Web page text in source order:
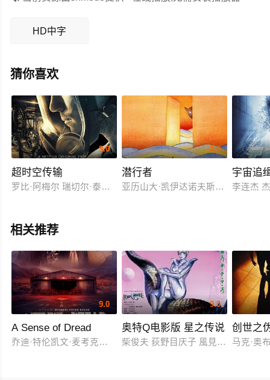
HD中字
猜你喜欢
9.0
超时空传输
罗比·阿梅尔 瑞切尔·泰勒 肖恩·本森 亚当·布切 坦图·卡丁诺
2.0
潜行者
亚历山大·凯伊达诺夫斯基 阿丽萨·
宇宙追
李连杰
相关推荐
9.0
A Sense of Dread
乔迪·特伦凯文·麦考克尔虹膜
9.0
奥特Q电影版 星之传说
柴俊夫 荻野目庆子 風見しんご
创世之
马克·奥